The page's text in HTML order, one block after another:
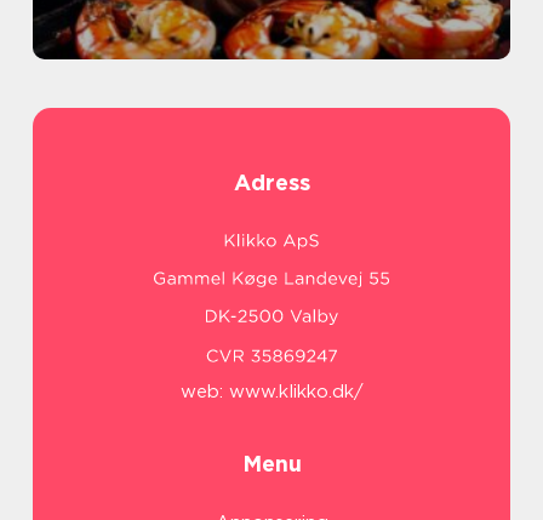
Adress
web: www.klikko.dk/
Menu